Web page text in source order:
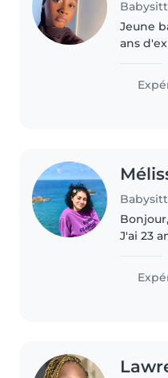
Jeune
ans
Bien
des
Bonjour, Je m'appelle
J'ai 23
Paris-
suis